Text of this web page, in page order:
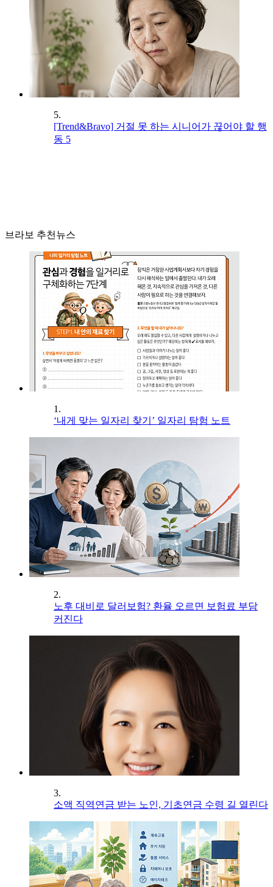
5.
[Trend&Bravo] 거절 못 하는 시니어가 끊어야 할 행
동 5
브라보 추천뉴스
1.
‘내게 맞는 일자리 찾기’ 일자리 탐험 노트
2.
노후 대비로 달러보험? 환율 오르면 보험료 부담
커진다
3.
소액 직역연금 받는 노인, 기초연금 수령 길 열린다